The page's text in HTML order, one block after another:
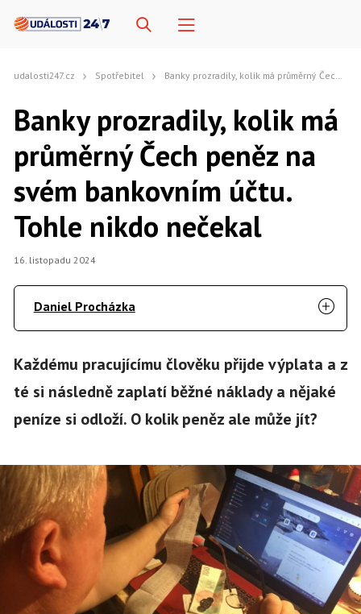
udalosti247.cz Spotřebitel Banky prozradily, kolik má průměrný Čech peněz na svém bankovním účtu. Tohle nikdo nečekal
Banky prozradily, kolik má
průměrný Čech peněz na
svém bankovním účtu.
Tohle nikdo nečekal
16. listopadu 2024
Daniel Procházka
Každému pracujícímu člověku přijde výplata a z
té si následně zaplatí běžné náklady a nějaké
peníze si odloží. O kolik peněz ale může jít?